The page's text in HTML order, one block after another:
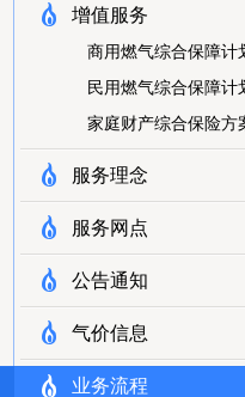
增值服务
商用燃气综合保障计
民用燃气综合保障计
家庭财产综合保险方
服务理念
服务网点
公告通知
气价信息
业务流程